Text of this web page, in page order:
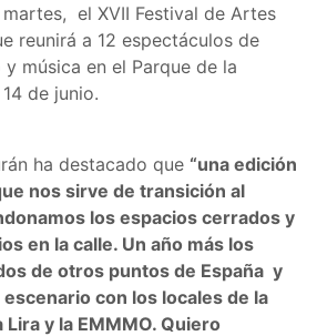
el XVII Festival de Artes
reunirá a 12 espectáculos de
música en el Parque de la
de junio.
ha destacado que “una edición
nos sirve de transición al
los espacios cerrados y
en la calle. Un año más los
de otros puntos de España y
con los locales de la
Lira y la EMMMO. Quiero